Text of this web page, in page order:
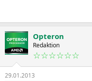
Opteron
Redaktion
☆☆☆☆☆☆
29.01.2013